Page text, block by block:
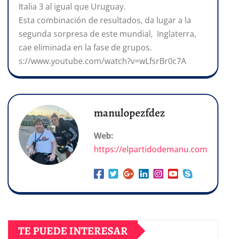
Italia 3 al igual que Uruguay.
Esta combinación de resultados, da lugar a la
segunda sorpresa de este mundial, Inglaterra,
cae eliminada en la fase de grupos.
s://www.youtube.com/watch?v=wLfsrBr0c7A
manulopezfdez
Web:
https://elpartidodemanu.com
TE PUEDE INTERESAR